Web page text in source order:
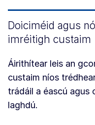
Doiciméid agus
imréitigh custaim
Áirithítear leis an
custaim níos
trádáil a éascú agus
laghdú.